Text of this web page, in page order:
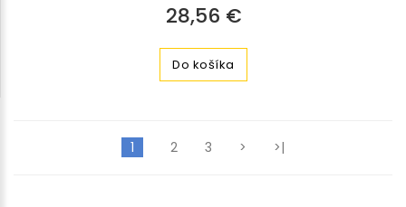
28,56 €
Do košíka
1 2 3 > >|